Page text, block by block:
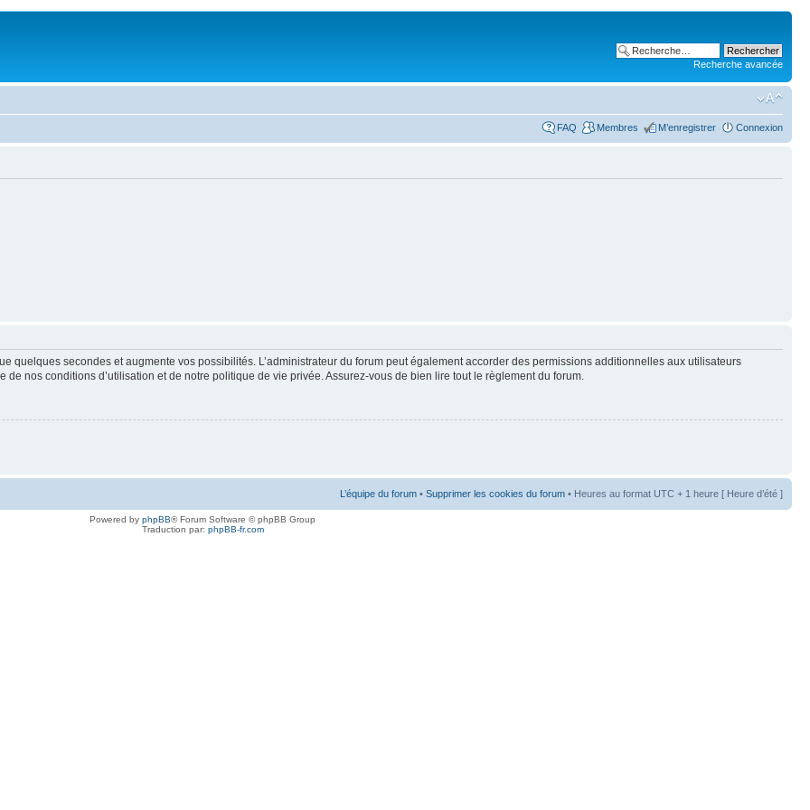
Recherche avancée
FAQ Membres M’enregistrer Connexion
quelques secondes et augmente vos possibilités. L’administrateur du forum peut également accorder des permissions additionnelles aux utilisateurs
nos conditions d’utilisation et de notre politique de vie privée. Assurez-vous de bien lire tout le règlement du forum.
L’équipe du forum • Supprimer les cookies du forum • Heures au format UTC + 1 heure [ Heure d’été ]
Powered by phpBB® Forum Software © phpBB Group
Traduction par: phpBB-fr.com